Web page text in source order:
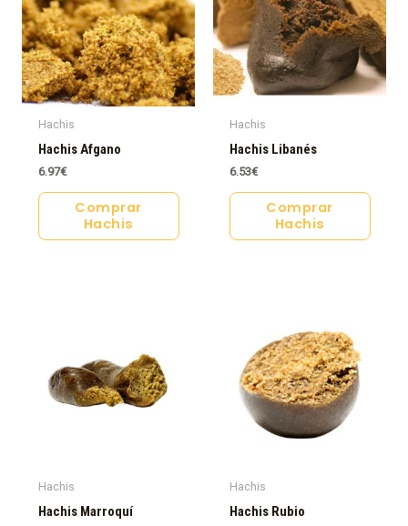
Hachis
Hachis Afgano
6.97€
Comprar
Hachis
Hachis
Hachis Libanés
6.53€
Comprar
Hachis
Hachis
Hachis Marroquí
Hachis
Hachis Rubio